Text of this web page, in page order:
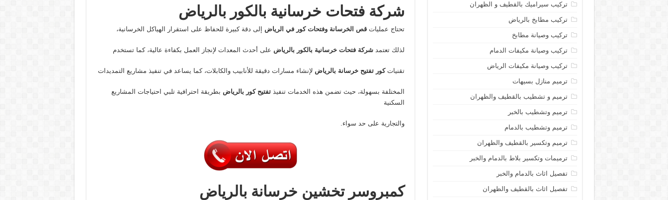
شركة فتحات خرسانية بالكور بالرياض
تحتاج عملياتقص الخرسانة وفتحات كور في الرياض إلى دقة كبيرة للحفاظ على استقرار الهياكل الخرسانية،
لذلك تعتمدشركة فتحات خرسانية بالكور بالرياض على أحدث المعدات لإنجاز العمل بكفاءة عالية، كما تستخدم
تقنياتكور تفتيح خرسانة بالرياض لإنشاء مسارات دقيقة للأنابيب والكابلات، كما يساعد في تنفيذ مشاريع التمديدات
المختلفة بسهولة، حيث تضمن هذه الخدمات تنفيذتفتيح كور بالرياض بطريقة احترافية تلبي احتياجات المشاريع
السكنية
والتجارية على حد سواء.
كمبروسر تخشين خرسانة بالرياض
تركيب سيراميك بالقطيف و الظهران
تركيب مطابخ بالرياض
تركيب وصيانة مطابخ
تركيب وصيانة مكيفات الدمام
تركيب وصيانة مكيفات الرياض
ترميم منازل بسيهات
ترميم و تشطيب بالقطيف والظهران
ترميم وتشطيب بالخبر
ترميم وتشطيب بالدمام
ترميم وتكسير بالقطيف والظهران
ترميمات وتكسير بلاط بالدمام والخبر
تفصيل اثاث بالدمام والخبر
تفصيل اثاث بالقطيف والظهران